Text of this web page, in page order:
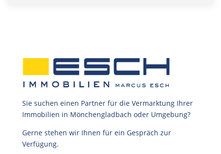
Sie suchen einen Partner für die Vermarktung Ihrer
Immobilien in Mönchengladbach oder Umgebung?
Gerne stehen wir Ihnen für ein Gespräch zur
Verfügung.